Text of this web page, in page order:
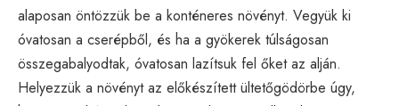
alaposan öntözzük be a konténeres növényt. Vegyük ki
óvatosan a cserépből, és ha a gyökerek túlságosan
összegabalyodtak, óvatosan lazítsuk fel őket az alján.
Helyezzük a növényt az előkészített ültetőgödörbe úgy,